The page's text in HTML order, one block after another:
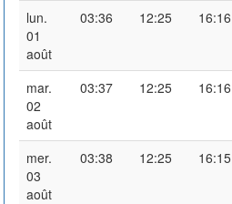
lun.
01
août
03:36 12:25 16:16
mar.
02
août
03:37 12:25 16:16
mer.
03
août
03:38 12:25 16:15